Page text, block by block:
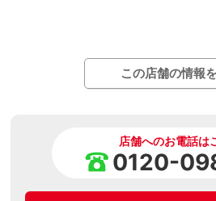
この店舗の情報
店舗へのお電話は
0120-